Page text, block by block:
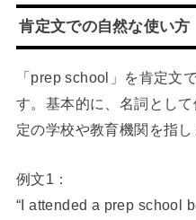
肯定文での自然な使い方
「prep school」を肯定文
す。基本的に、名詞とし
定の学校や教育機関を指し
例文1：
“I attended a prep school